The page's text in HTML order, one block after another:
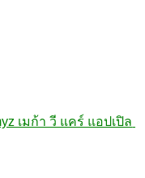
เมก้า วี แคร์ แอปเปิล